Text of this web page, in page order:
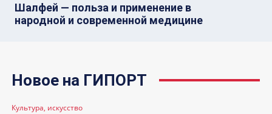
Шалфей — польза и применение в
народной и современной медицине
Новое на ГИПОРТ
Культура, искусство